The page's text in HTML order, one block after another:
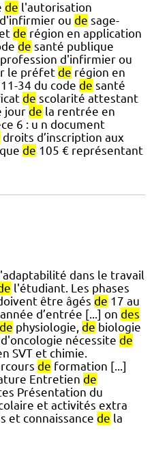
de l'autorisation
ou de sage-
de région en application
de santé publique
d'infirmier ou
le préfet de région en
34 du code de santé
de scolarité attestant
jour de la rentrée en
6 : u n document
droits d’inscription aux
de 105 € représentant
dans le travail
l'étudiant. Les phases
être âgés de 17 au
d’entrée [...] on des
de physiologie, de biologie
nécessite de
SVT et chimie.
de formation [...]
Entretien de
Présentation du
et activités extra
et connaissance de la